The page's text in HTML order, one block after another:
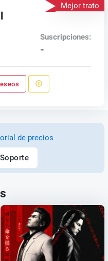
Mejor trato
Suscripciones:
-
de precios
Soporte